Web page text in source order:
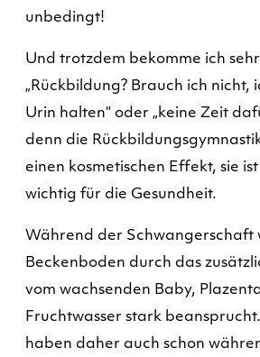
unbedingt!
Und trotzdem bekomme ich
„Rückbildung? Brauch ich nicht,
Urin halten“ oder „keine Zeit
denn die
einen kosmetischen Effekt, sie
wichtig für die Gesundheit.
Während der Schwangerschaft
Beckenboden durch das
vom wachsenden Baby,
Fruchtwasser stark
haben daher auch schon